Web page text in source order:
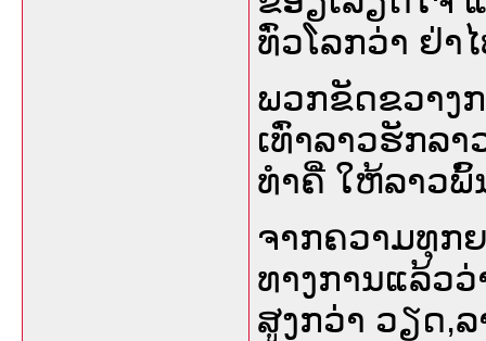
ທົ່ວໂລກວ່າ ຢ່າ
ພວກຂັດຂວາງ
ເທົ່າລາວຮັກລ
ທໍາຄີໍ ໃຫ້ລາວພົ້
ຈາກຄວາມທຸກ
ທາງການແລ້ວ
ສູງກວ່າ ວຽດ,ລ